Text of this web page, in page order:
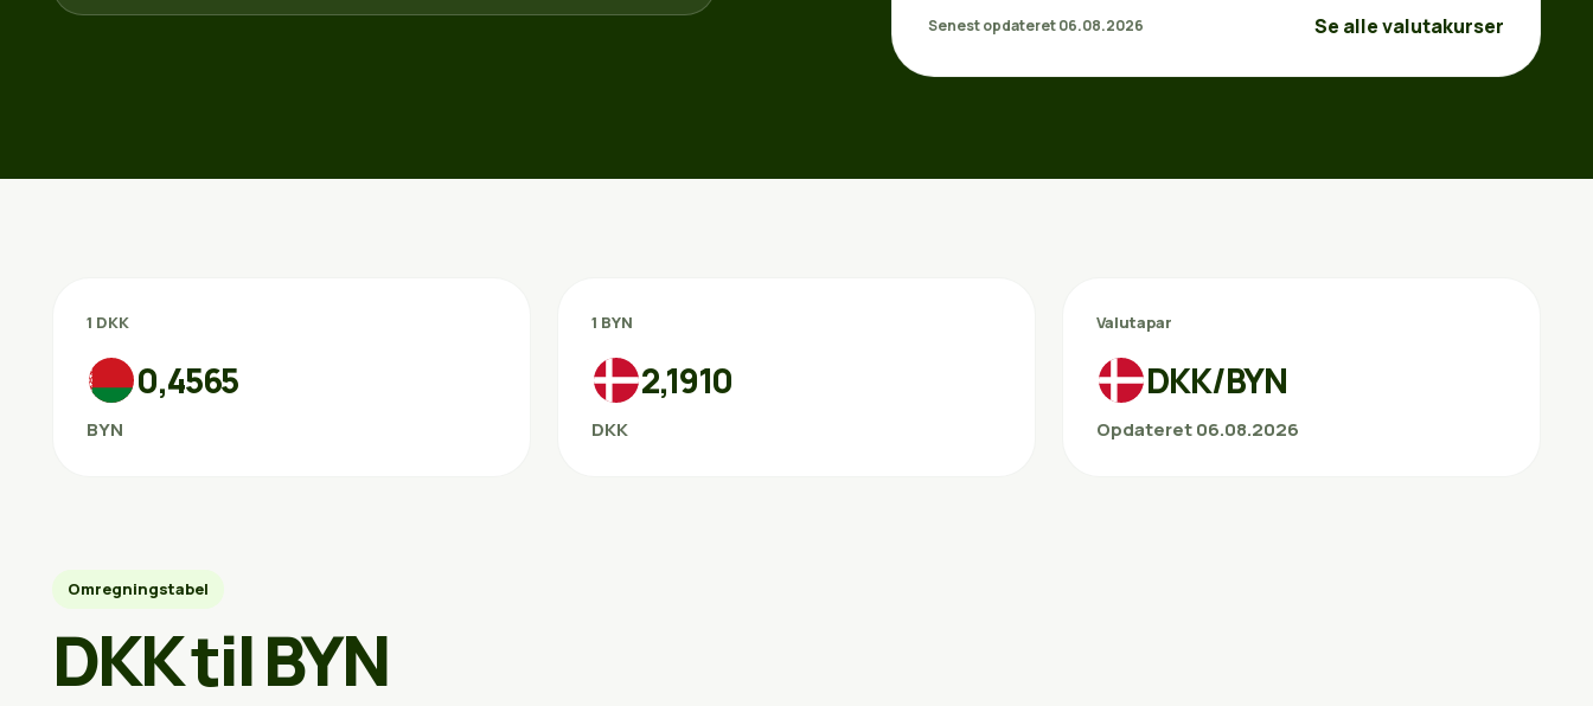
Senest opdateret 06.08.2026 Se alle valutakurser
1 DKK
0,4565
BYN
1 BYN
2,1910
DKK
Valutapar
DKK/BYN
Opdateret 06.08.2026
Omregningstabel
DKK til BYN